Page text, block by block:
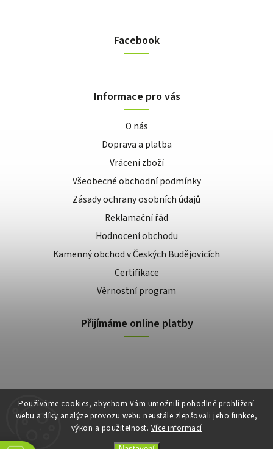
Používáme cookies, abychom Vám umožnili pohodlné prohlížení
webu a díky analýze provozu webu neustále zlepšovali jeho funkce,
výkon a použitelnost. Více informací
Facebook
Informace pro vás
O nás
Doprava a platba
Vrácení zboží
Všeobecné obchodní podmínky
Zásady ochrany osobních údajů
Reklamační řád
Hodnocení obchodu
Kamenný obchod v Českých Budějovicích
Certifikace
Věrnostní program
Přijímáme online platby
Copyright 2026E-shop Slunečnice. Všechna práva vyhrazena.
VytvořilShoptet| Design